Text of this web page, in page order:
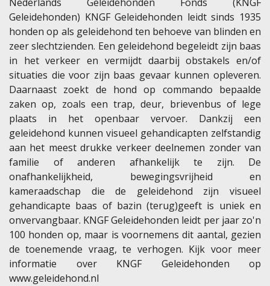
Nederlands Geleidehonden Fonds (KNGF
Geleidehonden) KNGF Geleidehonden leidt sinds 1935
honden op als geleidehond ten behoeve van blinden en
zeer slechtzienden. Een geleidehond begeleidt zijn baas
in het verkeer en vermijdt daarbij obstakels en/of
situaties die voor zijn baas gevaar kunnen opleveren.
Daarnaast zoekt de hond op commando bepaalde
zaken op, zoals een trap, deur, brievenbus of lege
plaats in het openbaar vervoer. Dankzij een
geleidehond kunnen visueel gehandicapten zelfstandig
aan het meest drukke verkeer deelnemen zonder van
familie of anderen afhankelijk te zijn. De
onafhankelijkheid, bewegingsvrijheid en
kameraadschap die de geleidehond zijn visueel
gehandicapte baas of bazin (terug)geeft is uniek en
onvervangbaar. KNGF Geleidehonden leidt per jaar zo'n
100 honden op, maar is voornemens dit aantal, gezien
de toenemende vraag, te verhogen. Kijk voor meer
informatie over KNGF Geleidehonden op
www.geleidehond.nl